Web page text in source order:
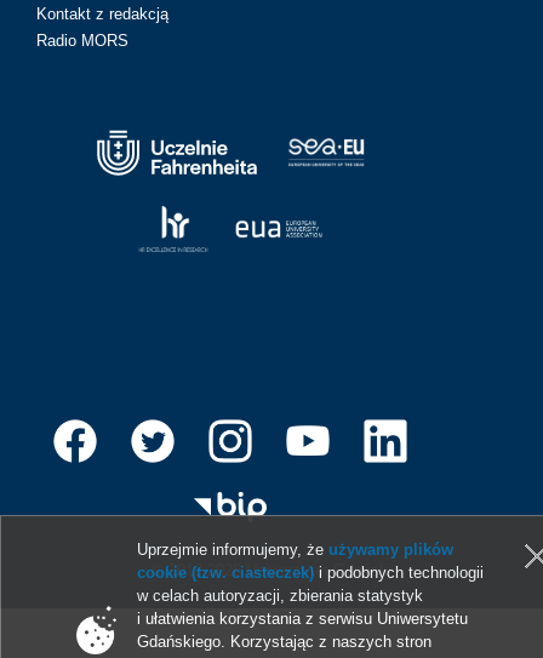
Kontakt z redakcją
Radio MORS
© 2013-2026 Uniwersytet Gdański
Uprzejmie informujemy, że używamy plików
cookie (tzw. ciasteczek) i podobnych technologii
w celach autoryzacji, zbierania statystyk
i ułatwienia korzystania z serwisu Uniwersytetu
Gdańskiego. Korzystając z naszych stron